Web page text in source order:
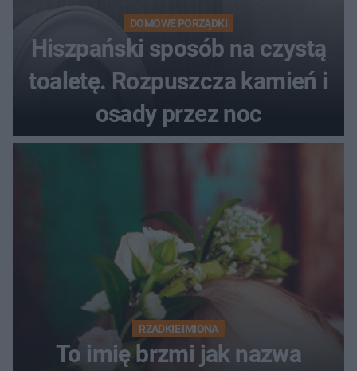
DOMOWE PORZĄDKI
Hiszpański sposób na czystą
toaletę. Rozpuszcza kamień i
osady przez noc
RZADKIE IMIONA
To imię brzmi jak nazwa